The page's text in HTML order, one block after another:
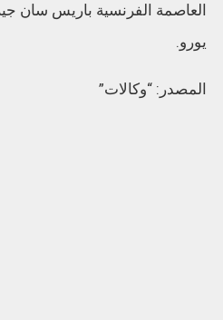
يورو.
المصدر: “وكالات”